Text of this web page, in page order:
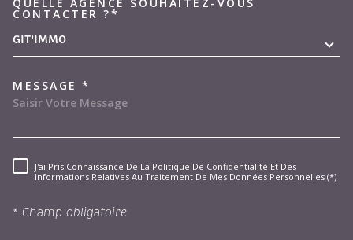
CONTACTER ?*
GIT'IMMO
MESSAGE *
RÈGLEMENTATION
J'ai Pris Connaissance De La Politique De Confidentialité Et Des
Informations Relatives Au Traitement De Mes Données Personnelles (*)
* Champ obligatoire